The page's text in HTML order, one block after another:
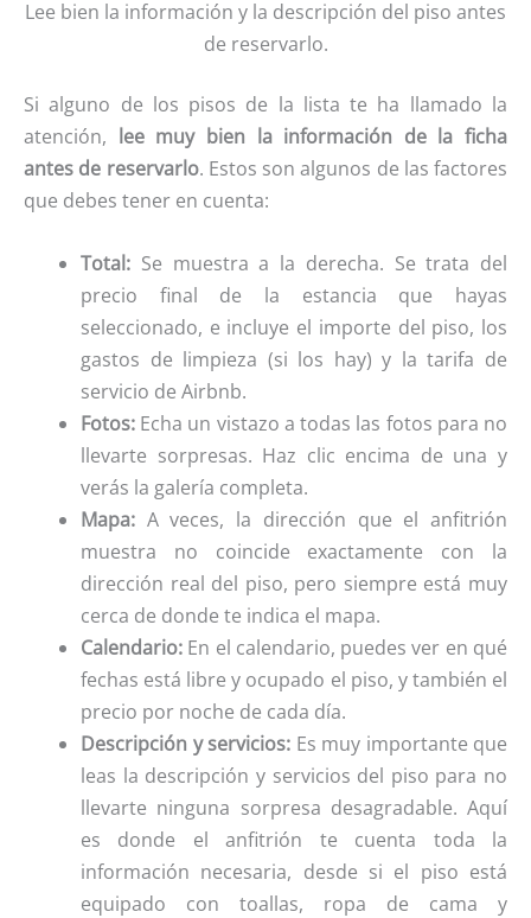
Lee bien la información y la descripción del piso antes
de reservarlo.
Si alguno de los pisos de la lista te ha llamado la
atención, lee muy bien la información de la ficha
antes de reservarlo. Estos son algunos de las factores
que debes tener en cuenta:
Total: Se muestra a la derecha. Se trata del
precio final de la estancia que hayas
seleccionado, e incluye el importe del piso, los
gastos de limpieza (si los hay) y la tarifa de
servicio de Airbnb.
Fotos: Echa un vistazo a todas las fotos para no
llevarte sorpresas. Haz clic encima de una y
verás la galería completa.
Mapa: A veces, la dirección que el anfitrión
muestra no coincide exactamente con la
dirección real del piso, pero siempre está muy
cerca de donde te indica el mapa.
Calendario: En el calendario, puedes ver en qué
fechas está libre y ocupado el piso, y también el
precio por noche de cada día.
Descripción y servicios: Es muy importante que
leas la descripción y servicios del piso para no
llevarte ninguna sorpresa desagradable. Aquí
es donde el anfitrión te cuenta toda la
información necesaria, desde si el piso está
equipado con toallas, ropa de cama y